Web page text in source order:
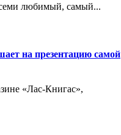
любимый, самый...
на презентацию самой
«Лас-Книгас»,